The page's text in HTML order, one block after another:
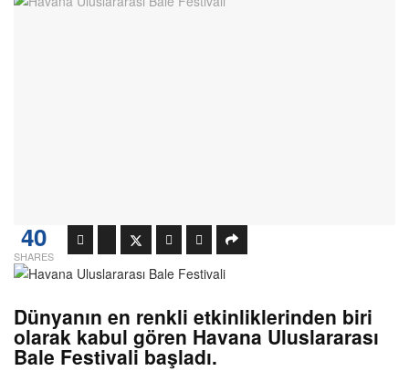
40
SHARES
Dünyanın en renkli etkinliklerinden biri
olarak kabul gören Havana Uluslararası
Bale Festivali başladı.